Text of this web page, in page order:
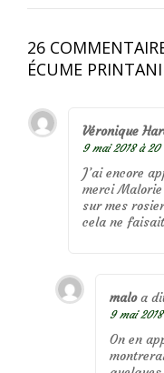
26
ÉCUME
Véronique
9 mai 2018 à 20
J’ai encore
merci
sur mes
cela ne
malo a
9 mai
On en